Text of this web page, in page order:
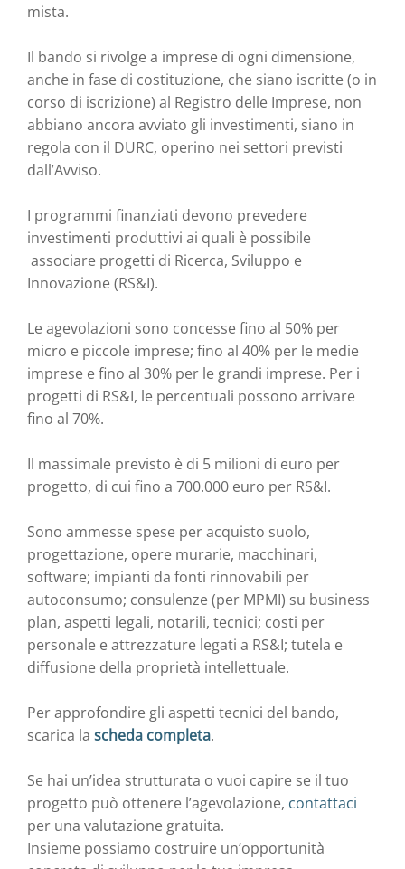
mista.
Il bando si rivolge a imprese di ogni dimensione,
anche in fase di costituzione, che siano iscritte (o in
corso di iscrizione) al Registro delle Imprese, non
abbiano ancora avviato gli investimenti, siano in
regola con il DURC, operino nei settori previsti
dall’Avviso.
I programmi finanziati devono prevedere
investimenti produttivi ai quali è possibile
associare progetti di Ricerca, Sviluppo e
Innovazione (RS&I).
Le agevolazioni sono concesse fino al 50% per
micro e piccole imprese; fino al 40% per le medie
imprese e fino al 30% per le grandi imprese. Per i
progetti di RS&I, le percentuali possono arrivare
fino al 70%.
Il massimale previsto è di 5 milioni di euro per
progetto, di cui fino a 700.000 euro per RS&I.
Sono ammesse spese per acquisto suolo,
progettazione, opere murarie, macchinari,
software; impianti da fonti rinnovabili per
autoconsumo; consulenze (per MPMI) su business
plan, aspetti legali, notarili, tecnici; costi per
personale e attrezzature legati a RS&I; tutela e
diffusione della proprietà intellettuale.
Per approfondire gli aspetti tecnici del bando,
scarica la scheda completa.
Se hai un’idea strutturata o vuoi capire se il tuo
progetto può ottenere l’agevolazione, contattaci
per una valutazione gratuita.
Insieme possiamo costruire un’opportunità